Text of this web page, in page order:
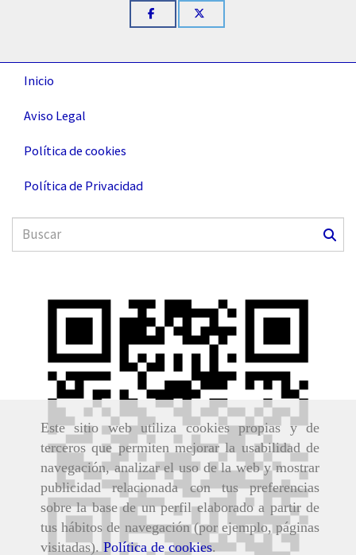
Este sitio web utiliza cookies propias y de
terceros que permiten mejorar la usabilidad de
navegación, analizar el uso de la web y mostrar
publicidad relacionada con tus preferencias
sobre la base de un perfil elaborado a partir de
tus hábitos de navegación (por ejemplo, páginas
visitadas). Política de cookies.
Inicio
Aviso Legal
Política de cookies
Política de Privacidad